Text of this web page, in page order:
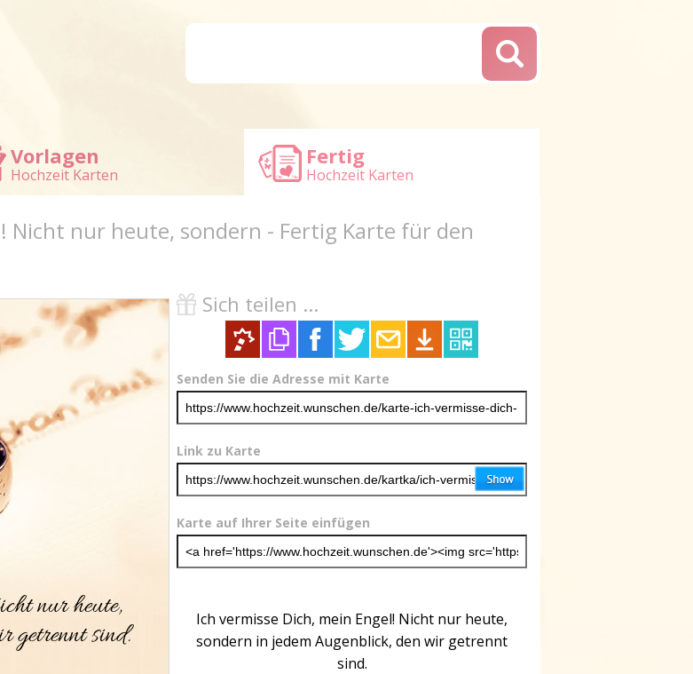
Vorlagen
Hochzeit Karten
Fertig
Hochzeit Karten
Nicht nur heute, sondern - Fertig Karte für den
Sich teilen ...
Senden Sie die Adresse mit Karte
Link zu Karte
Karte auf Ihrer Seite einfügen
Ich vermisse Dich, mein Engel! Nicht nur heute,
sondern in jedem Augenblick, den wir getrennt
sind.